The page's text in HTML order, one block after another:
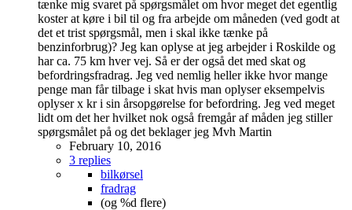
tænke mig svaret på spørgsmålet om hvor meget det egentlig
koster at køre i bil til og fra arbejde om måneden (ved godt at
det et trist spørgsmål, men i skal ikke tænke på
benzinforbrug)? Jeg kan oplyse at jeg arbejder i Roskilde og
har ca. 75 km hver vej. Så er der også det med skat og
befordringsfradrag. Jeg ved nemlig heller ikke hvor mange
penge man får tilbage i skat hvis man oplyser eksempelvis
oplyser x kr i sin årsopgørelse for befordring. Jeg ved meget
lidt om det her hvilket nok også fremgår af måden jeg stiller
spørgsmålet på og det beklager jeg Mvh Martin
February 10, 2016
3 replies
bilkørsel
fradrag
(og %d flere)